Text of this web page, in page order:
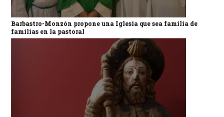
Barbastro-Monzón propone una Iglesia que sea familia de
familias en la pastoral